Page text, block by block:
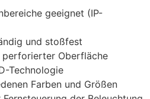
geeignet (IP-
und stoßfest
perforierter Oberfläche
Technologie
Farben und Größen